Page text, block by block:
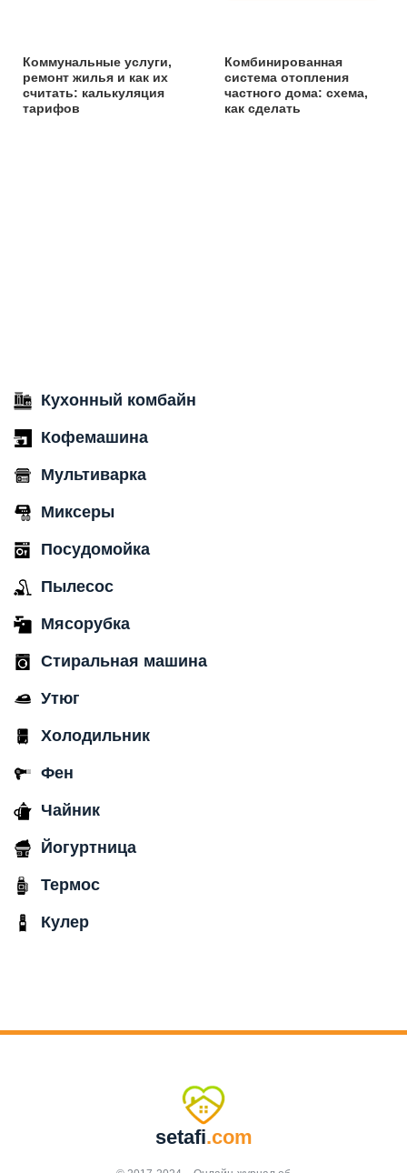
Коммунальные услуги,
ремонт жилья и как их
считать: калькуляция
тарифов
Комбинированная
система отопления
частного дома: схема,
как сделать
Кухонный комбайн
Кофемашина
Мультиварка
Миксеры
Посудомойка
Пылесос
Мясорубка
Стиральная машина
Утюг
Холодильник
Фен
Чайник
Йогуртница
Термос
Кулер
setafi.com